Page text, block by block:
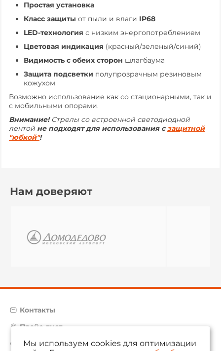
Простая установка
Класс защиты от пыли и влаги IP68
LED-технология с низким энергопотреблением
Цветовая индикация (красный/зеленый/синий)
Видимость с обеих сторон шлагбаума
Защита подсветки полупрозрачным резиновым
кожухом
Возможно использование как со стационарными, так и
с мобильными опорами.
Внимание! Стрелы со встроенной светодиодной
лентой не подходят для использования сзащитной
"юбкой"!
Нам доверяют
Контакты
Прайс-лист
Карта сайта
Мы используем cookies для оптимизации